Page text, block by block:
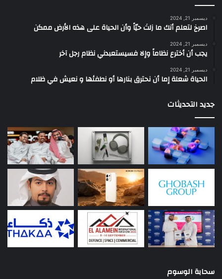
ديسمبر 21, 2024
‫اصرخ لتعلم أنك ما زلتَ حيّاً وأن الحياة على هذه الأرض ممكن
ديسمبر 21, 2024
يجب أن أخترع نظاماً وإلا فسيستعبدني نظام رجل آخر
ديسمبر 21, 2024
الحياة شعلة إما أن نحترق بنارها أو نطفئها و نعيش في ظلام
جديد التحديثات
سحابة الوسوم